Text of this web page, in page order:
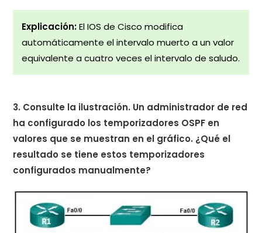
Explicación:El IOS de Cisco modifica
automáticamente el intervalo muerto a un valor
equivalente a cuatro veces el intervalo de saludo.
3. Consulte la ilustración. Un administrador de red
ha configurado los temporizadores OSPF en
valores que se muestran en el gráfico. ¿Qué el
resultado se tiene estos temporizadores
configurados manualmente?